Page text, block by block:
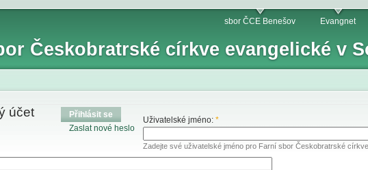
Českobratrské církve evangelické v
sbor ČCE Benešov Evangnet
účet
Přihlásit se
Zaslat nové heslo
Uživatelské jméno:*
Zadejte své uživatelské jméno pro Farní sbor Českobratrské